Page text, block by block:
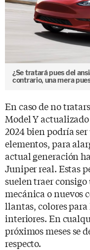
¿Se tratará pues del
contrario, una mera
En caso de no
Model Y
2024 bien podría
elementos, para
actual generación
Juniper real. Estas
suelen traer
mecánica o nuevos
llantas, colores
interiores. En
próximos meses se
respecto.